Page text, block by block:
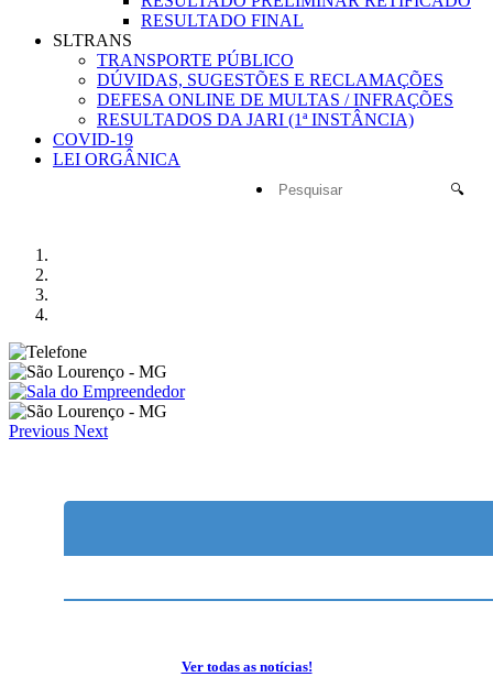
RESULTADO FINAL
SLTRANS
TRANSPORTE PÚBLICO
DÚVIDAS, SUGESTÕES E RECLAMAÇÕES
DEFESA ONLINE DE MULTAS / INFRAÇÕES
RESULTADOS DA JARI (1ª INSTÂNCIA)
COVID-19
LEI ORGÂNICA
🔍
Previous Next
Ver todas as notícias!